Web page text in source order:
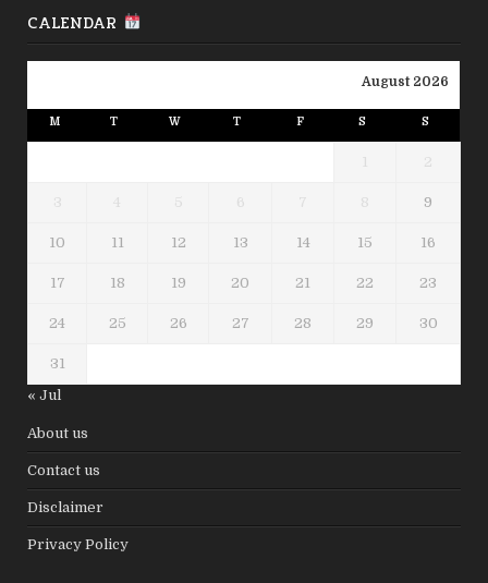
CALENDAR
August 2026
M T W T F S S
1 2
3 4 5 6 7 8 9
10 11 12 13 14 15 16
17 18 19 20 21 22 23
24 25 26 27 28 29 30
31
« Jul
About us
Contact us
Disclaimer
Privacy Policy